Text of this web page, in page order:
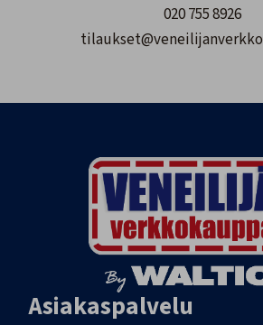
020 755 8926
Asiakaspalvelu